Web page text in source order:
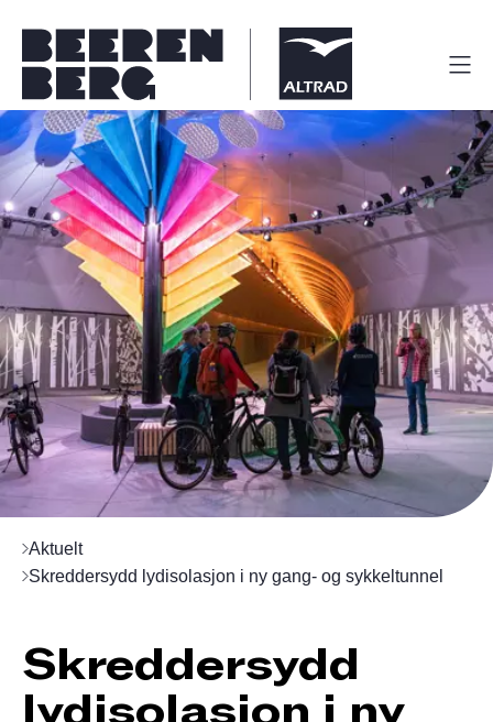
Aktuelt
Skreddersydd lydisolasjon i ny gang- og sykkeltunnel
Skreddersydd